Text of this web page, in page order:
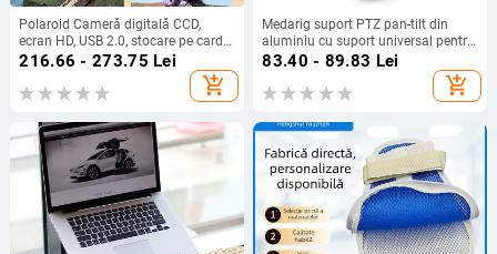
Polaroid Cameră digitală CCD,
ecran HD, USB 2.0, stocare pe card
SD și stabilizare
216.66 - 273.75 Lei
add_shopping_cart
Medarig suport PTZ pan-tilt din
aluminiu cu suport universal pentru
cold shoe și șurub de 1/4 inch,
83.40 - 89.83 Lei
add_shopping_cart